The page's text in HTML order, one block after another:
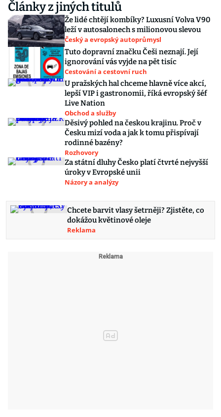
Články z jiných titulů
Že lidé chtějí kombíky? Luxusní Volva V90
leží v autosalonech s milionovou slevou
Český a evropský autoprůmysl
Tuto dopravní značku Češi neznají. Její
ignorování vás vyjde na pět tisíc
Cestování a cestovní ruch
U pražských hal chceme hlavně více akcí,
lepší VIP i gastronomii, říká evropský šéf
Live Nation
Obchod a služby
Děsivý pohled na českou krajinu. Proč v
Česku mizí voda a jak k tomu přispívají
rodinné bazény?
Rozhovory
Za státní dluhy Česko platí čtvrté nejvyšší
úroky v Evropské unii
Názory a analýzy
Chcete barvit vlasy šetrněji? Zjistěte, co
dokážou květinové oleje
Reklama